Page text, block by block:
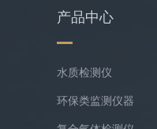
产品中心
水质检测仪
环保类监测仪器